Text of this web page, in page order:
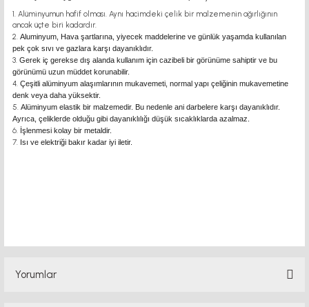
Alüminyumun hafif olması. Aynı hacimdeki çelik bir malzemenin ağırlığının
ancak üçte biri kadardır.
Aluminyum, Hava şartlarına, yiyecek maddelerine ve günlük yaşamda kullanılan
pek çok sıvı ve gazlara karşı dayanıklıdır.
Gerek iç gerekse dış alanda kullanım için cazibeli bir görünüme sahiptir ve bu
görünümü uzun müddet korunabilir.
Çeşitli alüminyum alaşımlarının mukavemeti, normal yapı çeliğinin mukavemetine
denk veya daha yüksektir.
Alüminyum elastik bir malzemedir. Bu nedenle ani darbelere karşı dayanıklıdır.
Ayrıca, çeliklerde olduğu gibi dayanıklılığı düşük sıcaklıklarda azalmaz.
İşlenmesi kolay bir metaldir.
Isı ve elektriği bakır kadar iyi iletir.
Yorumlar